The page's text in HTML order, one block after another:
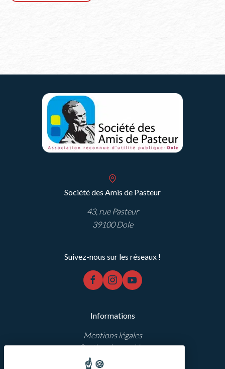
Société des Amis de Pasteur
43, rue Pasteur
39100 Dole
Suivez-nous sur les réseaux !
facebook
instagramyoutube
Informations
Mentions légales
Gestion des cookies